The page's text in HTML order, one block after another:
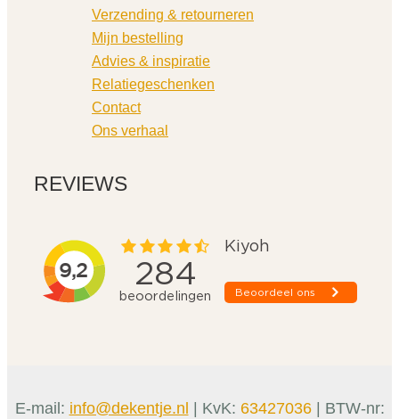
Verzending & retourneren
Mijn bestelling
Advies & inspiratie
Relatiegeschenken
Contact
Ons verhaal
REVIEWS
E-mail: info@dekentje.nl | KvK: 63427036| BTW-nr: